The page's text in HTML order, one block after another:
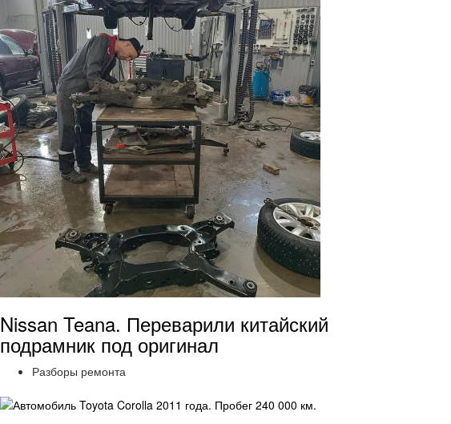
Nissan Teana. Переварили китайский
подрамник под оригинал
Разборы ремонта